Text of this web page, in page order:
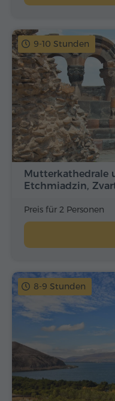
9-10 Stunden
Mutterkathedrale
Etchmiadzin,
Preis für 2 Personen
8-9 Stunden